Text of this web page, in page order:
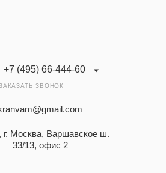
+7 (495) 66-444-60
ЗВОНОК
г. Москва, Варшавское ш.
33/13, офис 2